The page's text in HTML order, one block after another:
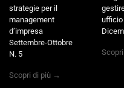
strategie per il
management
d’impresa
Settembre-Ottobre
N. 5
Scopri di più →